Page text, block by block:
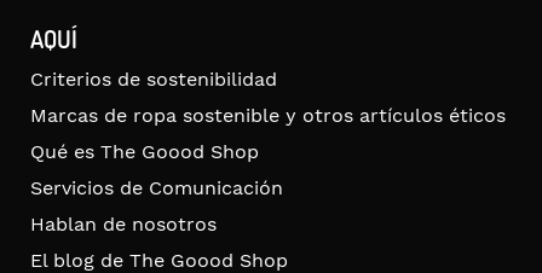
AQUÍ
Criterios de sostenibilidad
Marcas de ropa sostenible y otros artículos éticos
Qué es The Goood Shop
Servicios de Comunicación
Hablan de nosotros
El blog de The Goood Shop